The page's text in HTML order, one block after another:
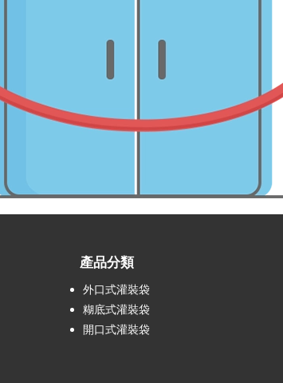
產品分類
外口式灌裝袋
糊底式灌裝袋
開口式灌裝袋